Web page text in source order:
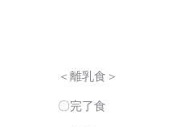
＜離乳食＞
〇完了食